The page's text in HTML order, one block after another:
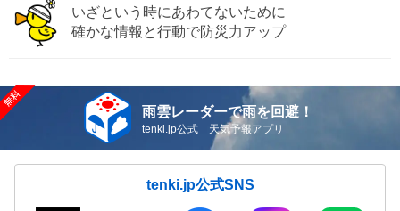
いざという時にあわてないために
確かな情報と行動で防災力アップ
雨雲レーダーで雨を回避！
tenki.jp公式 天気予報アプリ
tenki.jp公式SNS